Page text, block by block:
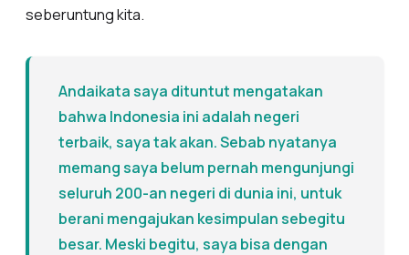
seberuntung kita.
Andaikata saya dituntut mengatakan
bahwa Indonesia ini adalah negeri
terbaik, saya tak akan. Sebab nyatanya
memang saya belum pernah mengunjungi
seluruh 200-an negeri di dunia ini, untuk
berani mengajukan kesimpulan sebegitu
besar. Meski begitu, saya bisa dengan